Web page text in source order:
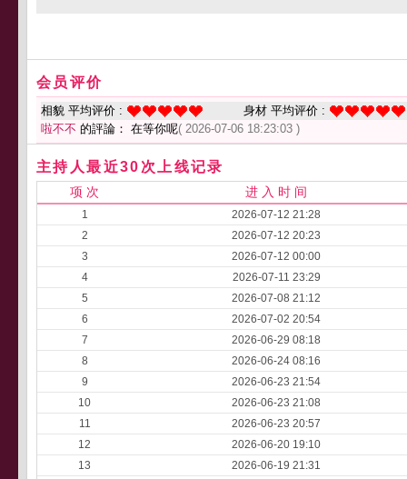
会员评价
相貌 平均评价 :
身材 平均评价 :
啦不不 的評論： 在等你呢( 2026-07-06 18:23:03 )
主持人最近30次上线记录
项 次 进 入 时 间
1
2026-07-12 21:28
2
2026-07-12 20:23
3
2026-07-12 00:00
4
2026-07-11 23:29
5
2026-07-08 21:12
6
2026-07-02 20:54
7
2026-06-29 08:18
8
2026-06-24 08:16
9
2026-06-23 21:54
10
2026-06-23 21:08
11
2026-06-23 20:57
12
2026-06-20 19:10
13
2026-06-19 21:31